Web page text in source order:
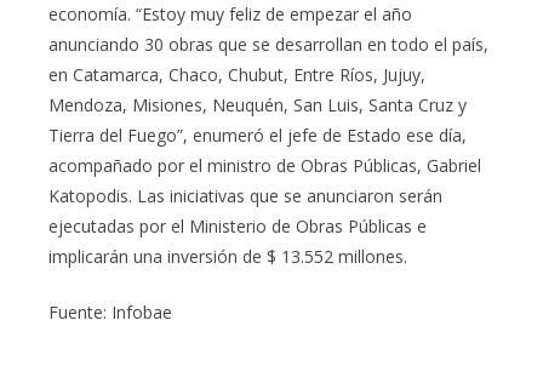
economía. “Estoy muy feliz de empezar el año
anunciando 30 obras que se desarrollan en todo el país,
en Catamarca, Chaco, Chubut, Entre Ríos, Jujuy,
Mendoza, Misiones, Neuquén, San Luis, Santa Cruz y
Tierra del Fuego”, enumeró el jefe de Estado ese día,
acompañado por el ministro de Obras Públicas, Gabriel
Katopodis. Las iniciativas que se anunciaron serán
ejecutadas por el Ministerio de Obras Públicas e
implicarán una inversión de $ 13.552 millones.
Fuente: Infobae